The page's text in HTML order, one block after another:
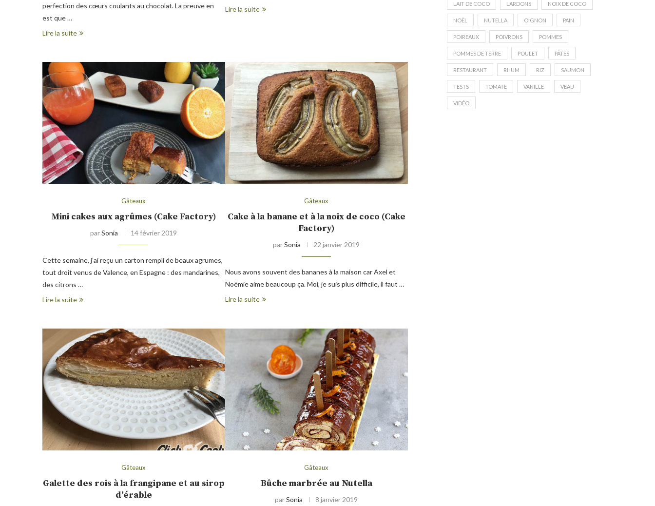
perfection des cœurs coulants au chocolat. La preuve en
est que …
Lire la suite
Lire la suite
Gâteaux
Mini cakes aux agrûmes (Cake Factory)
parSonia 14 février 2019
Cette semaine, j’ai reçu un carton rempli de beaux agrumes,
tout droit venus de Valence, en Espagne : des mandarines,
des citrons …
Lire la suite
Gâteaux
Cake à la banane et à la noix de coco (Cake
Factory)
parSonia 22 janvier 2019
Nous avons souvent des bananes à la maison car Axel et
Noémie aime beaucoup ça. Moi, je suis plus difficile, il faut …
Lire la suite
Gâteaux
Galette des rois à la frangipane et au sirop
d’érable
Gâteaux
Bûche marbrée au Nutella
parSonia 8 janvier 2019
LAIT DE COCO LARDONS NOIX DE COCO
NOËL NUTELLA OIGNON PAIN
POIREAUX POIVRONS POMMES
POMMES DE TERRE POULET PÂTES
RESTAURANT RHUM RIZ SAUMON
TESTS TOMATE VANILLE VEAU
VIDÉO